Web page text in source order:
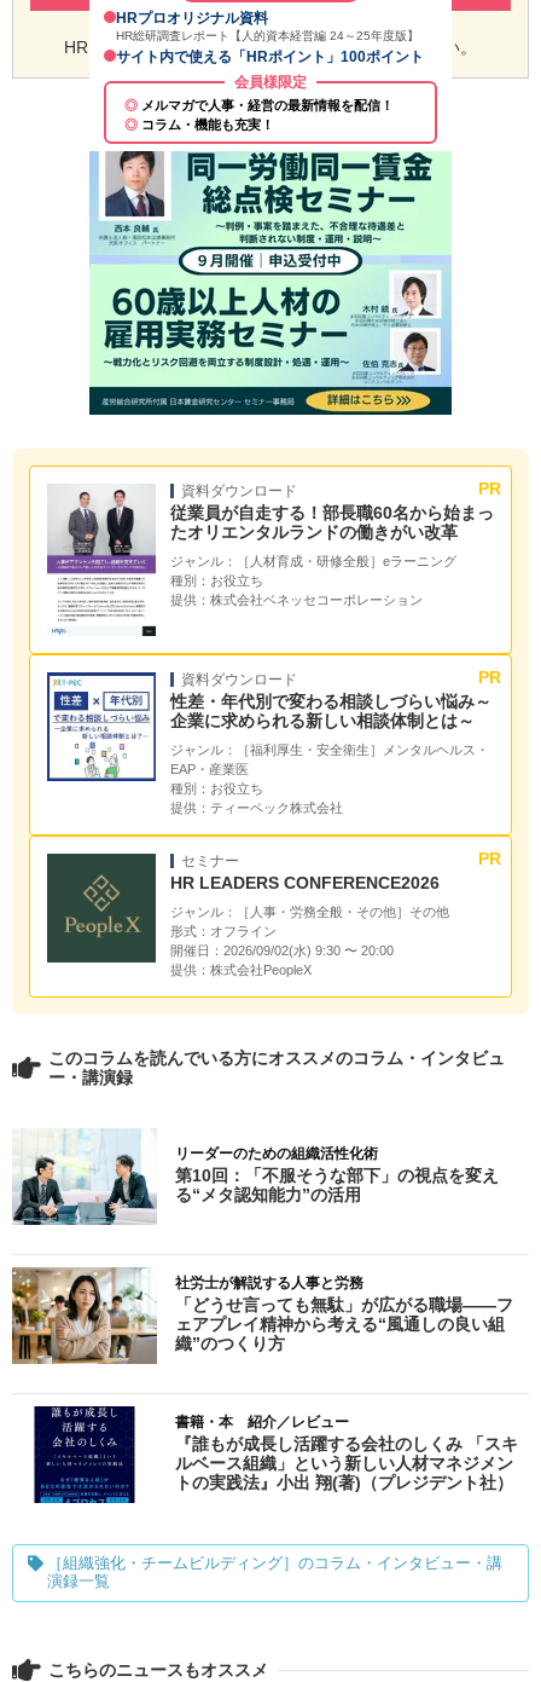
HRプロ会員の方は こちらからログインしてください。
資料ダウンロード
従業員が自走する！部長職60名から始まっ
たオリエンタルランドの働きがい改革
ジャンル：
［人材育成・研修全般］eラーニング
種別： お役立ち
提供： 株式会社ベネッセコーポレーション
資料ダウンロード
性差・年代別で変わる相談しづらい悩み～
企業に求められる新しい相談体制とは～
ジャンル：
［福利厚生・安全衛生］メンタルヘルス・
EAP・産業医
種別： お役立ち
提供： ティーペック株式会社
セミナー
HR LEADERS CONFERENCE2026
ジャンル：
［人事・労務全般・その他］その他
形式： オフライン
開催日： 2026/09/02(水) 9:30 〜 20:00
提供： 株式会社PeopleX
このコラムを読んでいる方にオススメのコラム・インタビュ
ー・講演録
リーダーのための組織活性化術
第10回：「不服そうな部下」の視点を変え
る“メタ認知能力”の活用
社労士が解説する人事と労務
「どうせ言っても無駄」が広がる職場――フ
ェアプレイ精神から考える“風通しの良い組
織”のつくり方
書籍・本 紹介／レビュー
『誰もが成長し活躍する会社のしくみ 「スキ
ルベース組織」という新しい人材マネジメン
トの実践法』小出 翔(著)（プレジデント社）
［組織強化・チームビルディング］のコラム・インタビュー・講
演録一覧
こちらのニュースもオススメ
HRプロオリジナル資料
HR総研調査レポート【人的資本経営編 24～25年度版】
サイト内で使える「HRポイント」100ポイント
会員様限定
メルマガで人事・経営の最新情報を配信！
コラム・機能も充実！